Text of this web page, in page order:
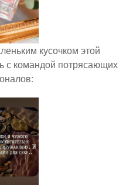
кусочком этой
с командой потрясающих